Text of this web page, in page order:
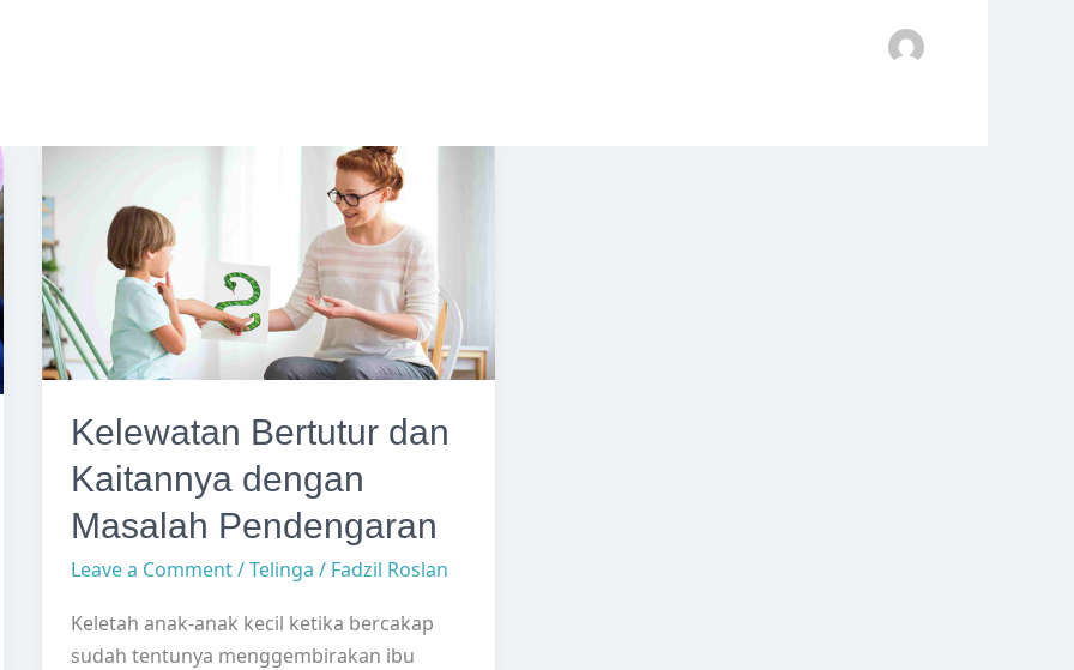
Kelewatan Bertutur dan
Kaitannya dengan
Masalah Pendengaran
Leave a Comment/Telinga / Fadzil Roslan
Keletah anak-anak kecil ketika bercakap
sudah tentunya menggembirakan ibu